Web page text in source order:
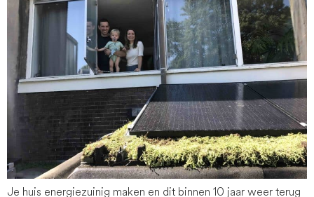
Je huis energiezuinig maken en dit binnen 10 jaar weer terug